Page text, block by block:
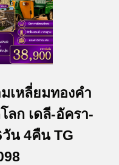
เหลี่ยมทองคำ
ลก เดลี-อัครา-
น 4คืน TG